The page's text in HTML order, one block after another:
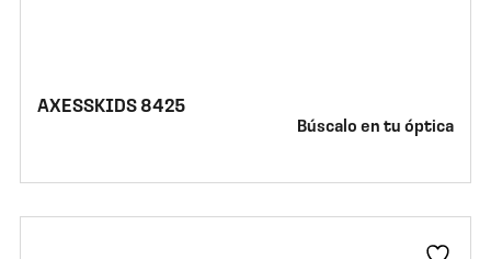
AXESSKIDS 8425
Búscalo en tu óptica